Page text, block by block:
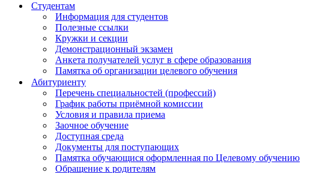
Студентам
Информация для студентов
Полезные ссылки
Кружки и секции
Демонстрационный экзамен
Анкета получателей услуг в сфере образования
Памятка об организации целевого обучения
Абитуриенту
Перечень специальностей (профессий)
График работы приёмной комиссии
Условия и правила приема
Заочное обучение
Доступная среда
Документы для поступающих
Памятка обучающися оформленная по Целевому обучению
Обращение к родителям